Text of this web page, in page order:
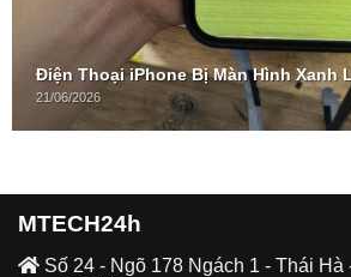
Điện Thoại iPhone Bị Màn Hình Xanh
21/06/2026
MTECH24h
Số 24 - Ngõ 178 Ngách 1 - Thái Hà